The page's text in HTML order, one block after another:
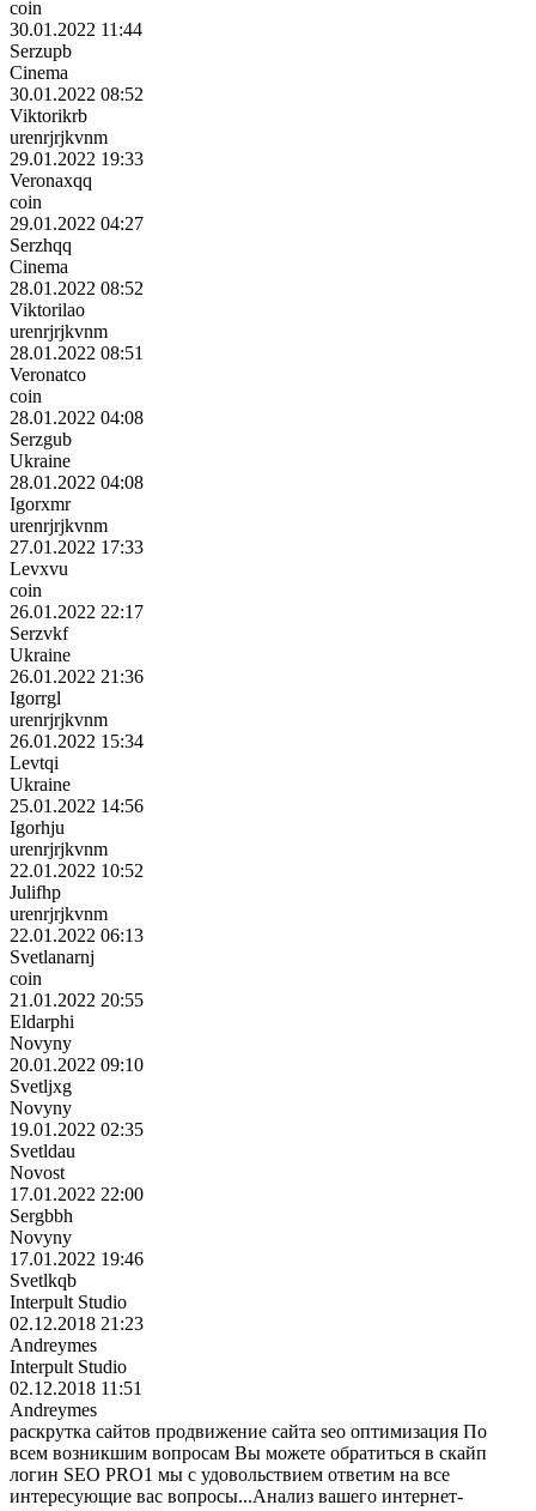
coin
30.01.2022 11:44
Serzupb
Cinema
30.01.2022 08:52
Viktorikrb
urenrjrjkvnm
29.01.2022 19:33
Veronaxqq
coin
29.01.2022 04:27
Serzhqq
Cinema
28.01.2022 08:52
Viktorilao
urenrjrjkvnm
28.01.2022 08:51
Veronatco
coin
28.01.2022 04:08
Serzgub
Ukraine
28.01.2022 04:08
Igorxmr
urenrjrjkvnm
27.01.2022 17:33
Levxvu
coin
26.01.2022 22:17
Serzvkf
Ukraine
26.01.2022 21:36
Igorrgl
urenrjrjkvnm
26.01.2022 15:34
Levtqi
Ukraine
25.01.2022 14:56
Igorhju
urenrjrjkvnm
22.01.2022 10:52
Julifhp
urenrjrjkvnm
22.01.2022 06:13
Svetlanarnj
coin
21.01.2022 20:55
Eldarphi
Novyny
20.01.2022 09:10
Svetljxg
Novyny
19.01.2022 02:35
Svetldau
Novost
17.01.2022 22:00
Sergbbh
Novyny
17.01.2022 19:46
Svetlkqb
Interpult Studio
02.12.2018 21:23
Andreymes
Interpult Studio
02.12.2018 11:51
Andreymes
раскрутка сайтов продвижение сайта seo оптимизация По
всем возникшим вопросам Вы можете обратиться в скайп
логин SEO PRO1 мы с удовольствием ответим на все
интересующие вас вопросы...Анализ вашего интернет-